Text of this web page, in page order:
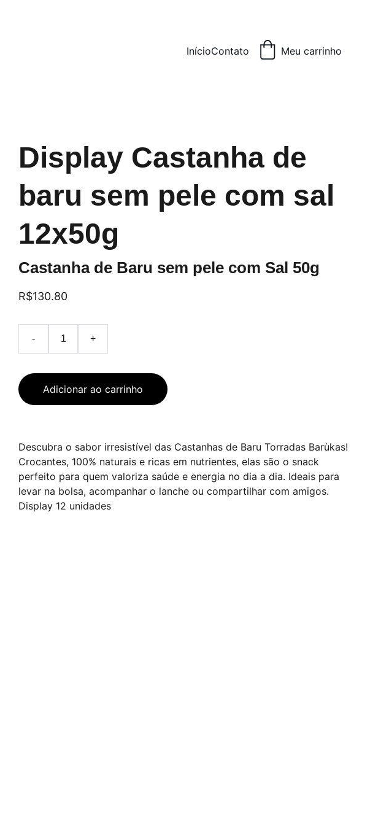
InícioContato Meu carrinho
Display Castanha de
baru sem pele com sal
12x50g
Castanha de Baru sem pele com Sal 50g
R$130.80
- +
Adicionar ao carrinho
Descubra o sabor irresistível das Castanhas de Baru Torradas Barùkas!
Crocantes, 100% naturais e ricas em nutrientes, elas são o snack
perfeito para quem valoriza saúde e energia no dia a dia. Ideais para
levar na bolsa, acompanhar o lanche ou compartilhar com amigos.
Display 12 unidades